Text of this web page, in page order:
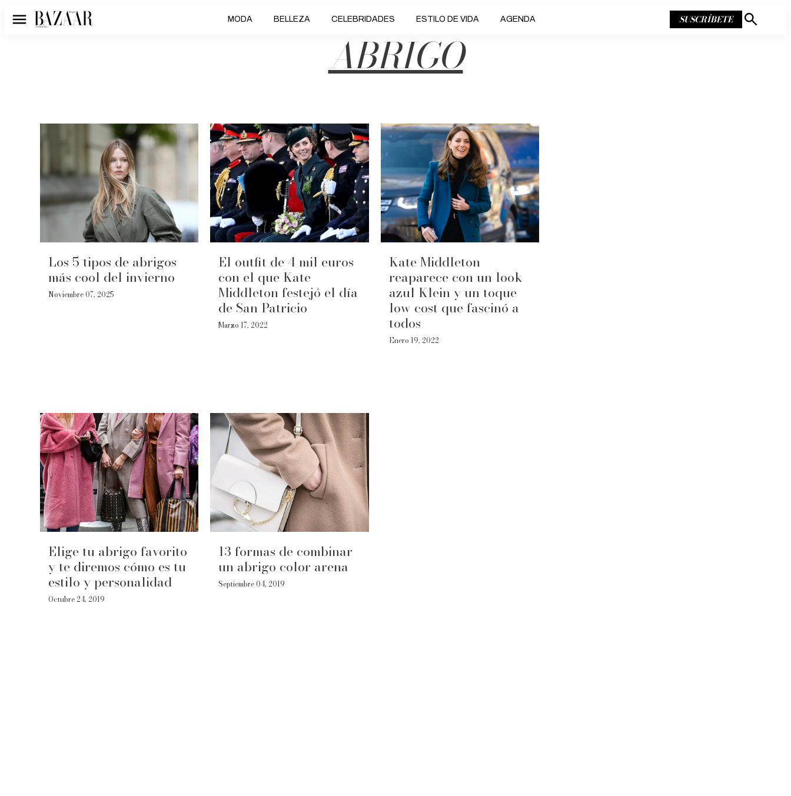
Menú MODA BELLEZA CELEBRIDADES ESTILO DE VIDA AGENDA SUSCRÍBETE
Mostrar
ABRIGO
Los 5 tipos de abrigos
más cool del invierno
Noviembre 07, 2025
El outfit de 4 mil euros
con el que Kate
Middleton festejó el día
de San Patricio
Marzo 17, 2022
Kate Middleton
reaparece con un look
azul Klein y un toque
low cost que fascinó a
todos
Enero 19, 2022
Elige tu abrigo favorito
y te diremos cómo es tu
estilo y personalidad
Octubre 24, 2019
13 formas de combinar
un abrigo color arena
Septiembre 04, 2019